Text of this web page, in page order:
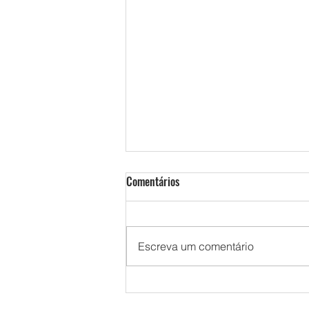
Desenvolva decorações
Comentários
Escreva um comentário